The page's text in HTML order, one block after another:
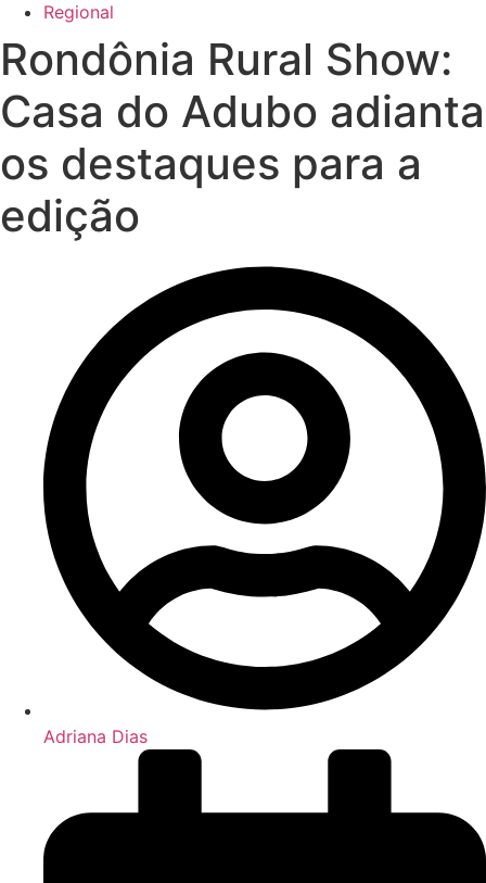
Regional
Rondônia Rural Show:
Casa do Adubo adianta
os destaques para a
edição
Adriana Dias